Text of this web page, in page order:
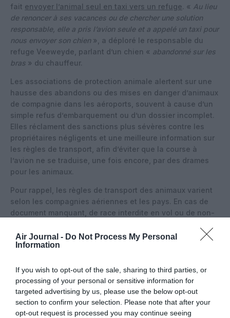
Air Journal - Do Not Process My Personal
Information
If you wish to opt-out of the sale, sharing to third parties, or
processing of your personal or sensitive information for
targeted advertising by us, please use the below opt-out
section to confirm your selection. Please note that after your
opt-out request is processed you may continue seeing
fait envoyer l’animal seul en taxi vers un refuge. « Au lieu
de renoncer à ses vacances ou de chercher une solution
responsable, elle a pris l’avion seule et a appelé un taxi pour
nous envoyer son chien », a déploré le responsable du
refuge Veeweyde, parlant d’un chien « abandonné sur les
bras » du chauffeur.
Les associations de protection animale alertent sur une
hausse des abandons ou des mises en danger d’animaux
de compagnie dans les aéroports, souvent à cause d’un
simple refus d’embarquement ou d’un dossier incomplet.
Elles réclament des sanctions plus sévères contre les
propriétaires négligents et une meilleure information sur
les règles de transport, afin d’éviter que la course à
l’avion ne se traduise, une fois encore, par des drames
pour les animaux.
Pour rappel, les règles de transport des animaux varient
selon les compagnies aériennes et les pays. En cas de
document manquant, de race interdite en vol ou de non-
Vous avez apprécié l’article ?
Soutenez-nous, faites un don !